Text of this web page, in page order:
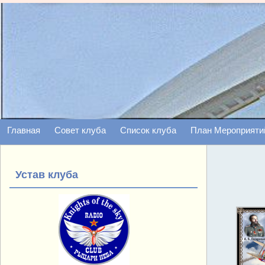
Главная Совет клуба Список клуба План
Устав клуба